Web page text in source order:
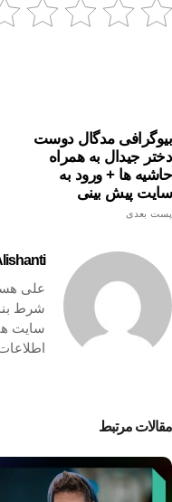
بیوگرافی مدگال دوست
دختر جیدال به همراه
حاشیه ها + ورود به
سایت پیش بینی
پست بعدی
علی
شرط
سایت
مقالات مرتبط